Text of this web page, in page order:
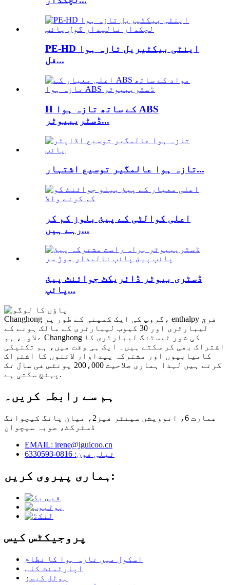
PE-HD اینٹی بیکٹیریل تازہ ہوا
فل...
H کے ساتھ تازہ ہوا ABS
ڈسٹریبیوٹر...
تازہ ہوا عالمگیر توسیع اشتہار...
اعلی کوالٹی کے پیئ بلوز کم کر
رہے ہیں...
ڈسٹری بیوٹر ڈائریکٹ جوائنٹ پیئ
پائپ...
Changhong گروپ کی ایک کمپنی کے طور پر، enthalpy فرق
لیبارٹری اور 30 ​​کیوب لیبارٹری کے مالک ہونے کے
علاوہ، ہم Changhong کی شور ٹیسٹنگ لیبارٹری کا
اشتراک بھی کر سکتے ہیں۔ ایک ہی وقت میں، ہم تکنیکی
کامیابیوں اور مشترکہ پیداوار لائنوں کا اشتراک
کرتے ہیں لہذا ہماری صلاحیت 200،000 یونٹس فی سال تک
پہنچ سکتی ہے.
ہم سے رابطہ کریں۔
عمارت 6، انوویشن سینٹر فیز2، میان یانگ کیچوانگ
ڈسٹرکٹ، صوبہ سیچوان
EMAIL: irene@iguicoo.cn
ٹیلی فون: 0816-6330593
ہماری پیروی کریں:
پروجیکٹس کیس
اسکول میں تازہ ہوا کا نظام
اپارٹمنٹ کلب
ہوٹل کیسز